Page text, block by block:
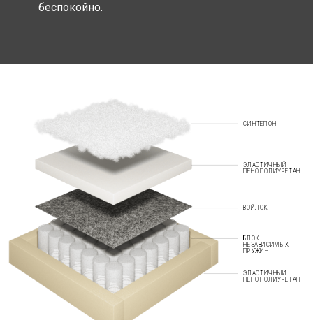
беспокойно.
СИНТЕПОН
ЭЛАСТИЧНЫЙ
ПЕНОПОЛИУРЕТАН
ВОЙЛОК
БЛОК
НЕЗАВИСИМЫХ
ПРУЖИН
ЭЛАСТИЧНЫЙ
ПЕНОПОЛИУРЕТАН